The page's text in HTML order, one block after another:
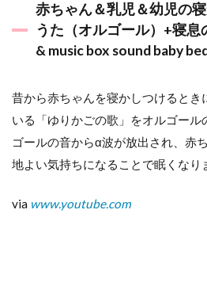
赤ちゃん＆乳児＆幼児の
うた（オルゴール）+寝息
& music box sound baby
昔から赤ちゃんを寝かしつけるとき
いる「ゆりかごの歌」をオルゴー
ゴールの音からα波が放出され、赤
地よい気持ちになることで眠くなり
via www.youtube.com